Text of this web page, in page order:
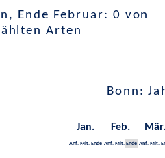
Ende Februar: 0 von
Arten
Bonn:
Jan. Feb. Mär.
Anf. Mit. Ende Anf. Mit. Ende Anf. Mit.